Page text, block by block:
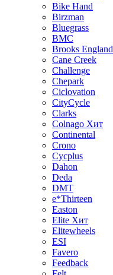
Bike Hand
Birzman
Bluegrass
BMC
Brooks England
Cane Creek
Challenge
Chepark
Ciclovation
CityCycle
Clarks
Colnago Хит
Continental
Crono
Cycplus
Dahon
Deda
DMT
e*Thirteen
Easton
Elite Хит
Elitewheels
ESI
Favero
Feedback